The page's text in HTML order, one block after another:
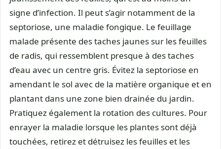
signe d’infection. Il peut s’agir notamment de la
septoriose, une maladie fongique. Le feuillage
malade présente des taches jaunes sur les feuilles
de radis, qui ressemblent presque à des taches
d’eau avec un centre gris. Évitez la septoriose en
amendant le sol avec de la matière organique et en
plantant dans une zone bien drainée du jardin.
Pratiquez également la rotation des cultures. Pour
enrayer la maladie lorsque les plantes sont déjà
touchées, retirez et détruisez les feuilles et les